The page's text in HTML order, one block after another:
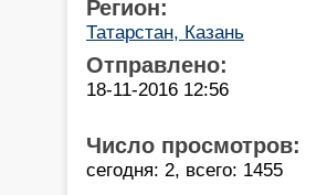
Регион:
Татарстан, Казань
Отправлено:
18-11-2016 12:56
Число просмотров:
сегодня: 2, всего: 1455